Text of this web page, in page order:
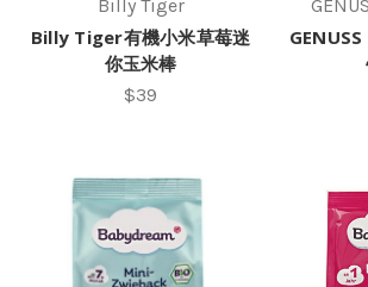
Billy Tiger
Billy Tiger有機小米草莓迷
你玉米棒
$39